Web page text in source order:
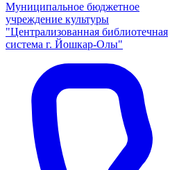
Муниципальное бюджетное
учреждение культуры
"Централизованная библиотечная
система г. Йошкар-Олы"